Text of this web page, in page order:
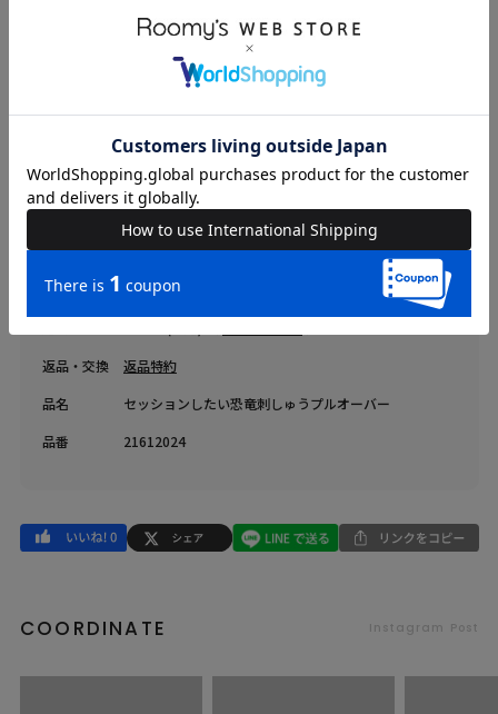
※生地寄りの画像が実際の色味と近いものとなります。
※ご覧のモニター環境や撮影環境により実際のカラーと異なる場合がござい
画像をご参照の上、ご了承頂けますようお願い致します。
ブランド
DOUBLE NAME
カテゴリ
UNISEX > トップス > スウェット
素材
本体 綿-100%リブ 綿-94%/ポリウレタン-6%
原産国
中国
返品・交換
返品特約
品名
セッションしたい恐竜刺しゅうプルオーバー
品番
21612024
COORDINATE Instagram Post